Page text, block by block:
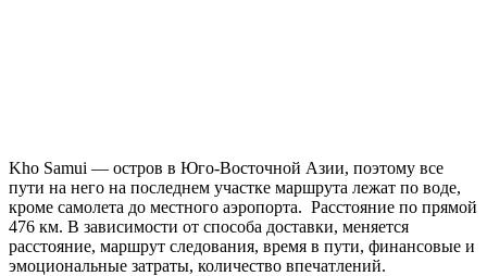
Kho Samui — остров в Юго-Восточной Азии, поэтому все
пути на него на последнем участке маршрута лежат по воде,
кроме самолета до местного аэропорта. Расстояние по прямой
476 км. В зависимости от способа доставки, меняется
расстояние, маршрут следования, время в пути, финансовые и
эмоциональные затраты, количество впечатлений.